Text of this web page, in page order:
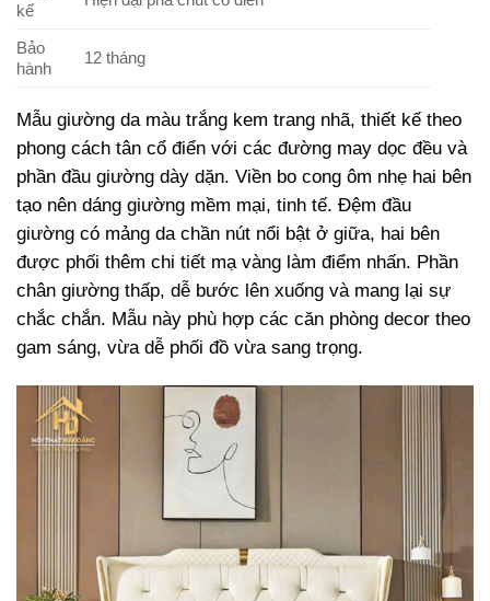
kế
Bảo
hành
12 tháng
Mẫu giường da màu trắng kem trang nhã, thiết kế theo
phong cách tân cổ điển với các đường may dọc đều và
phần đầu giường dày dặn. Viền bo cong ôm nhẹ hai bên
tạo nên dáng giường mềm mại, tinh tế. Đệm đầu
giường có mảng da chần nút nổi bật ở giữa, hai bên
được phối thêm chi tiết mạ vàng làm điểm nhấn. Phần
chân giường thấp, dễ bước lên xuống và mang lại sự
chắc chắn. Mẫu này phù hợp các căn phòng decor theo
gam sáng, vừa dễ phối đồ vừa sang trọng.